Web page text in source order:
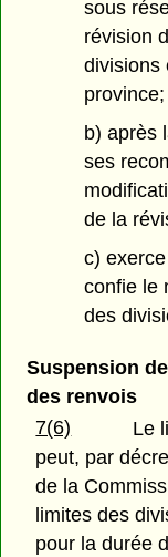
sous
révision
divisions
province;
b) après
ses
de la
c)
confie le
des
Suspension
des renvois
7(6)
Le
peut, par
de la
limites des
pour la durée